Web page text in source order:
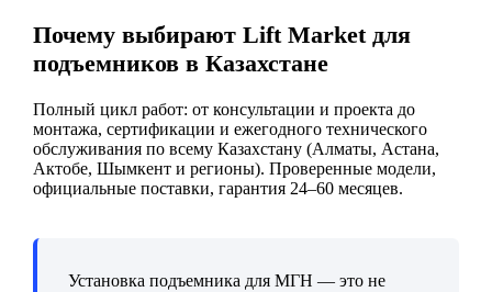
Почему выбирают Lift Market для
подъемников в Казахстане
Полный цикл работ: от консультации и проекта до
монтажа, сертификации и ежегодного технического
обслуживания по всему Казахстану (Алматы, Астана,
Актобе, Шымкент и регионы). Проверенные модели,
официальные поставки, гарантия 24–60 месяцев.
Установка подъемника для МГН — это не